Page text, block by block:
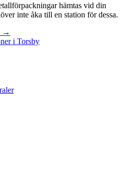
hämtas vid din
inte åka till en station för dessa.
→
i Torsby